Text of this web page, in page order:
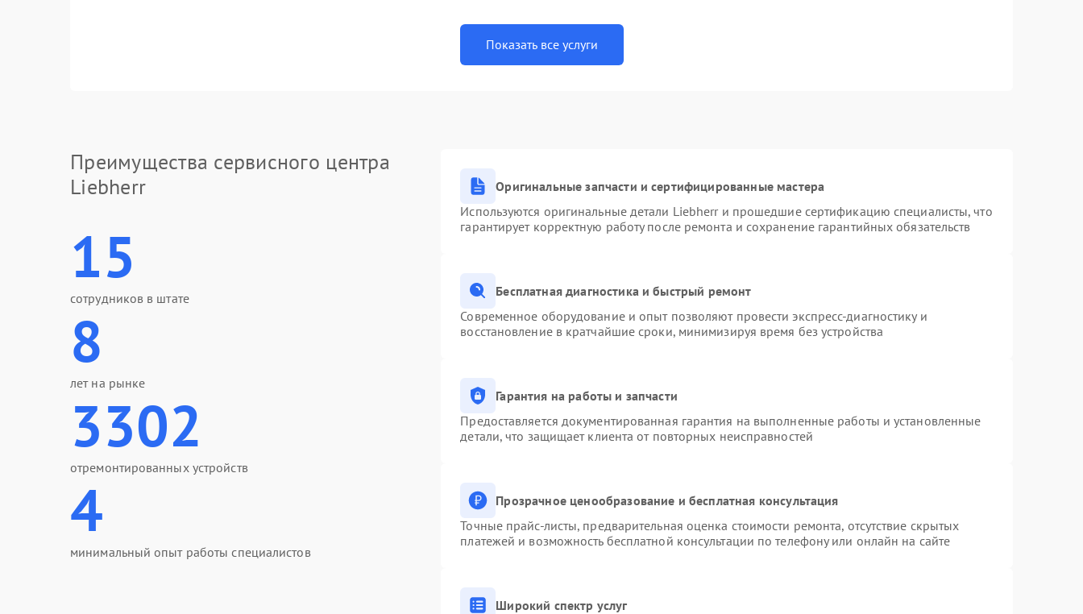
Показать все услуги
Преимущества сервисного центра
Liebherr
15
сотрудников в штате
8
лет на рынке
3302
отремонтированных устройств
4
минимальный опыт работы специалистов
Оригинальные запчасти и сертифицированные мастера
Используются оригинальные детали Liebherr и прошедшие сертификацию специалисты, что
гарантирует корректную работу после ремонта и сохранение гарантийных обязательств
Бесплатная диагностика и быстрый ремонт
Современное оборудование и опыт позволяют провести экспресс-диагностику и
восстановление в кратчайшие сроки, минимизируя время без устройства
Гарантия на работы и запчасти
Предоставляется документированная гарантия на выполненные работы и установленные
детали, что защищает клиента от повторных неисправностей
Прозрачное ценообразование и бесплатная консультация
Точные прайс-листы, предварительная оценка стоимости ремонта, отсутствие скрытых
платежей и возможность бесплатной консультации по телефону или онлайн на сайте
Широкий спектр услуг